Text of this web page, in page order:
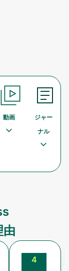
動画
ジャー
ナル
4